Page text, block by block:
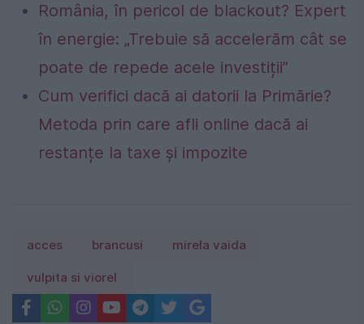
România, în pericol de blackout? Expert
în energie: „Trebuie să accelerăm cât se
poate de repede acele investiții”
Cum verifici dacă ai datorii la Primărie?
Metoda prin care afli online dacă ai
restanțe la taxe și impozite
acces brancusi mirela vaida
vulpita si viorel